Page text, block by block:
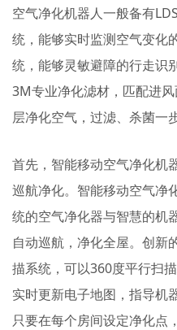
空气净化机器人一般备有
统，能够实时监测空气变化
统，能够灵敏避障的行走识
3M专业净化滤材，匹配进
层净化空气，过滤、杀菌一
首先，智能移动空气净化机
巡航净化。智能移动空气净
统的空气净化器与智慧的机
自动巡航，净化全屋。创新
描系统，可以360度平行扫
实时更新电子地图，指导机
只要在每个房间设定净化点